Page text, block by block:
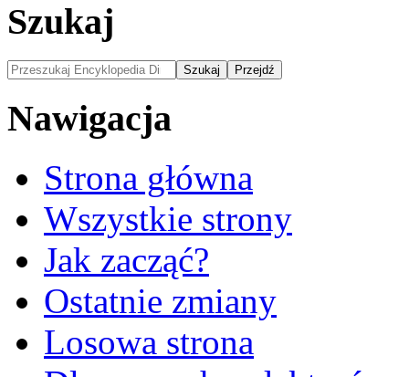
Szukaj
Nawigacja
Strona główna
Wszystkie strony
Jak zacząć?
Ostatnie zmiany
Losowa strona